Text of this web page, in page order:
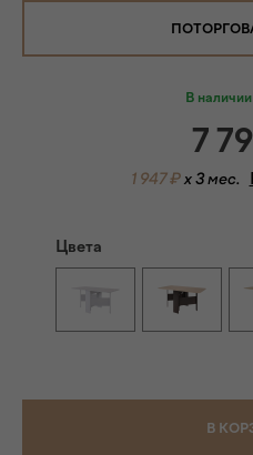
В
7
1 947 ₽ x 3 мес.
Цвета
В